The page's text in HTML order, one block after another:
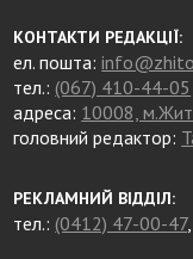
КОНТАКТИ РЕДАКЦІЇ:
ел. пошта:
тел.: (067) 410-44-05
адреса: 10008,
головний редактор:
РЕКЛАМНИЙ ВІДДІЛ:
тел.: (0412) 47-00-47,